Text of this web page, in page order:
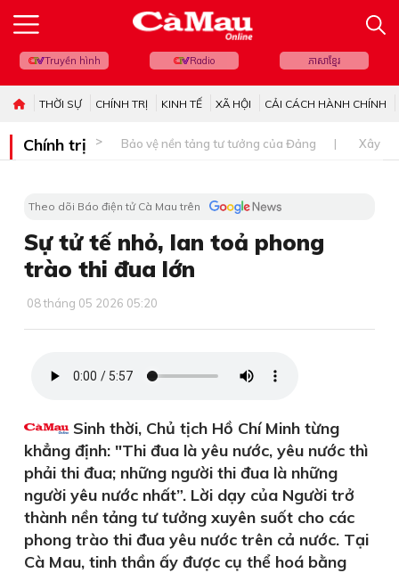
Truyền hình Radio ភាសាខ្មែរ
THỜI SỰ CHÍNH TRỊ KINH TẾ XÃ HỘI CẢI CÁCH HÀNH CHÍNH
Chính trị Bảo vệ nền tảng tư tưởng của Đảng Xây
Theo dõi Báo điện tử Cà Mau trên
Sự tử tế nhỏ, lan toả phong
trào thi đua lớn
08 tháng 05 2026 05:20
Sinh thời, Chủ tịch Hồ Chí Minh từng
khẳng định: "Thi đua là yêu nước, yêu nước thì
phải thi đua; những người thi đua là những
người yêu nước nhất”. Lời dạy của Người trở
thành nền tảng tư tưởng xuyên suốt cho các
phong trào thi đua yêu nước trên cả nước. Tại
Cà Mau, tinh thần ấy được cụ thể hoá bằng